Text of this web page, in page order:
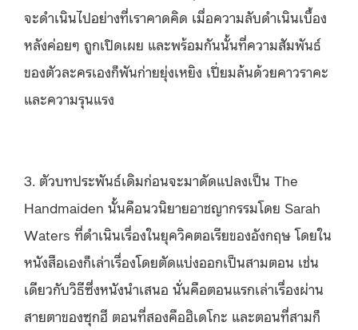
จะดำเนินไปอย่างที่เราคาดคิด เมื่อความลับดำเนินเบื้อง
หลังค่อยๆ ถูกเปิดเผย และพร้อมกันนั้นที่ความสัมพันธ์
ของตัวละครเองก็พันก่ายยุ่งเหยิง เปี่ยมล้นด้วยคาวราคะ
และความรุนแรง
3. ตัวบทประพันธ์เดิมก่อนจะมาดัดแปลงเป็น The
Handmaiden นั้นคือนวนิยายอาชญากรรมโดย Sarah
Waters ที่ดำเนินเรื่องในยุควิคตอเรียของอังกฤษ โดยใน
หนังสือเองก็เล่าเรื่องโดยตัดแบ่งออกเป็นสามตอน เช่น
เดียวกับวิธีซึ่งหนังนำเสนอ นั่นคือตอนแรกเล่าเรื่องผ่าน
สายตาของซุกฮี ตอนที่สองคือฮิเดโกะ และตอนที่สามก็